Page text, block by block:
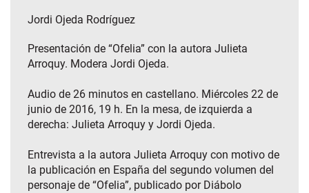
Jordi Ojeda Rodríguez
Presentación de “Ofelia” con la autora Julieta
Arroquy. Modera Jordi Ojeda.
Audio de 26 minutos en castellano. Miércoles 22 de
junio de 2016, 19 h. En la mesa, de izquierda a
derecha: Julieta Arroquy y Jordi Ojeda.
Entrevista a la autora Julieta Arroquy con motivo de
la publicación en España del segundo volumen del
personaje de “Ofelia”, publicado por Diábolo